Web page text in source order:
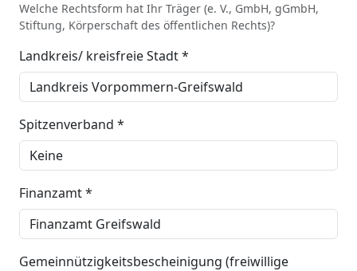
Welche Rechtsform hat Ihr Träger (e. V., GmbH, gGmbH,
Stiftung, Körperschaft des öffentlichen Rechts)?
Landkreis/ kreisfreie Stadt *
Spitzenverband *
Finanzamt *
Gemeinnützigkeitsbescheinigung (freiwillige